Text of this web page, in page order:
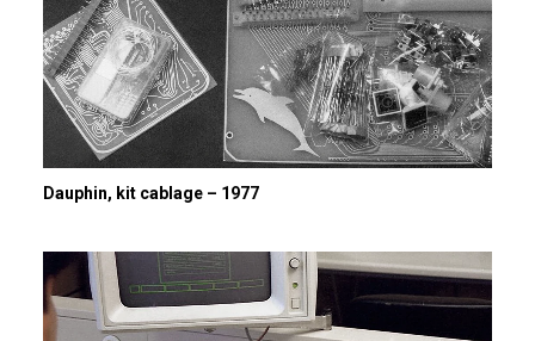
Dauphin, kit cablage – 1977